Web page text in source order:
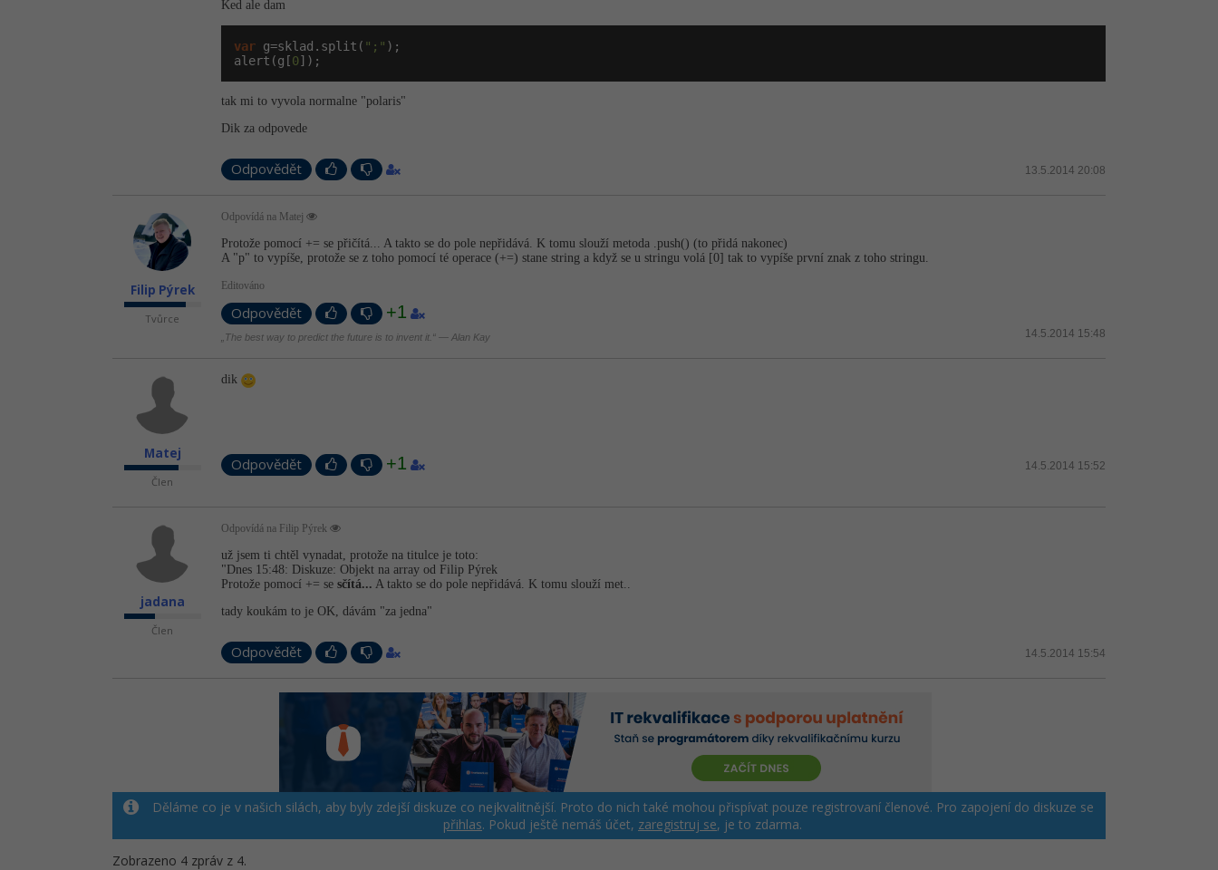
Ked ale dam
var g=sklad.split( ";" );
alert(g[0]);
tak mi to vyvola normalne "polaris"
Dik za odpovede
Odpovědět 13.5.2014 20:08
Filip Pýrek
Tvůrce
Odpovídá na Matej
Protože pomocí += se přičítá... A takto se do pole nepřidává. K tomu slouží metoda .push() (to přidá nakonec)
A "p" to vypíše, protože se z toho pomocí té operace (+=) stane string a když se u stringu volá [0] tak to vypíše první znak z toho stringu.
Editováno
Odpovědět +1
14.5.2014 15:48
„The best way to predict the future is to invent it.“ — Alan Kay
Matej
Člen
dik
Odpovědět +1 14.5.2014 15:52
jadana
Člen
Odpovídá na Filip Pýrek
už jsem ti chtěl vynadat, protože na titulce je toto:
"Dnes 15:48: Diskuze: Objekt na array od Filip Pýrek
Protože pomocí += se sčítá... A takto se do pole nepřidává. K tomu slouží met..
tady koukám to je OK, dávám "za jedna"
Odpovědět 14.5.2014 15:54
Děláme co je v našich silách, aby byly zdejší diskuze co nejkvalitnější. Proto do nich také mohou přispívat pouze registrovaní členové. Pro zapojení do diskuze se
přihlas. Pokud ještě nemáš účet, zaregistruj se, je to zdarma.
Zobrazeno 4 zpráv z 4.